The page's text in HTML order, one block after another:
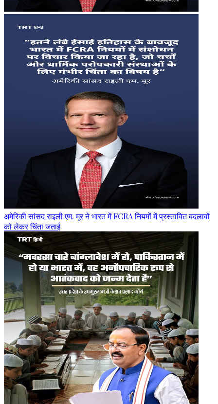
अमेरिकी सांसद राइली एम. मूर ने भारत में FCRA नियमों में प्रस्तावित बदलावों
को लेकर चिंता जताई